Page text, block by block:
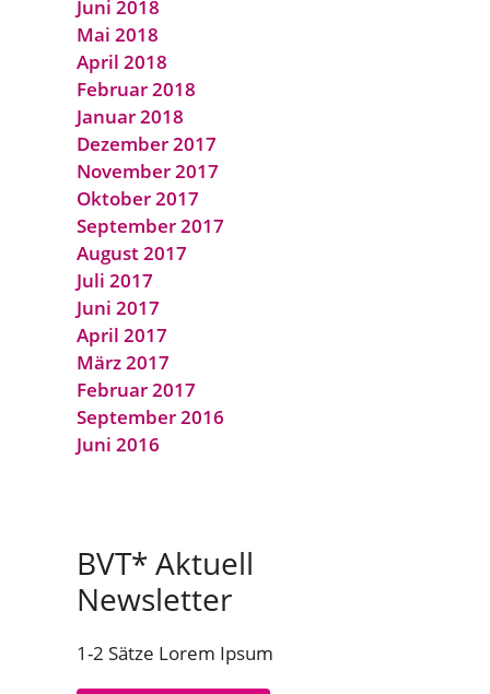
Juni 2018
Mai 2018
April 2018
Februar 2018
Januar 2018
Dezember 2017
November 2017
Oktober 2017
September 2017
August 2017
Juli 2017
Juni 2017
April 2017
März 2017
Februar 2017
September 2016
Juni 2016
BVT* Aktuell
Newsletter
1-2 Sätze Lorem Ipsum